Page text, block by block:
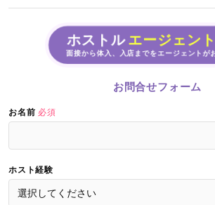
ホストル エージェント
面接から体入、入店までをエージェントが
お問合せフォーム
お名前 必須
ホスト経験